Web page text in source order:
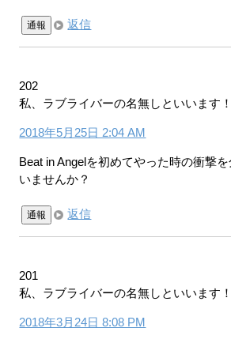
通報 返信
202
私、ラブライバーの名無しといいます！
2018年5月25日 2:04 AM
Beat in Angelを初めてやった時の衝撃
いませんか？
通報 返信
201
私、ラブライバーの名無しといいます！
2018年3月24日 8:08 PM